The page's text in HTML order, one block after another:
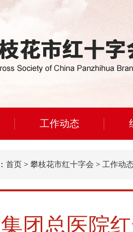
工作动态
首页 > 攀枝花市红十字会 > 工作动
团总医院